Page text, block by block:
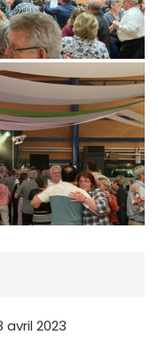
avril 2023